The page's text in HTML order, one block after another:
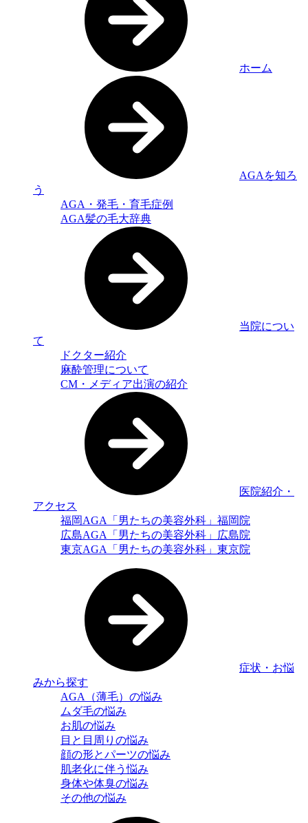
ホーム
AGAを知ろ
う
AGA・発毛・育毛症例
AGA髪の毛大辞典
当院につい
て
ドクター紹介
麻酔管理について
CM・メディア出演の紹介
医院紹介・
アクセス
福岡AGA「男たちの美容外科」福岡院
広島AGA「男たちの美容外科」広島院
東京AGA「男たちの美容外科」東京院
症状・お悩
みから探す
AGA（薄毛）の悩み
ムダ毛の悩み
お肌の悩み
目と目周りの悩み
顔の形とパーツの悩み
肌老化に伴う悩み
身体や体臭の悩み
その他の悩み